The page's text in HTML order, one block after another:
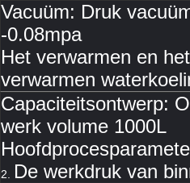
Vacuüm: Druk
-0.08mpa
Het verwarmen en
verwarmen
Capaciteitsontwerp:
werk volume 1000L
2. De werkdruk van